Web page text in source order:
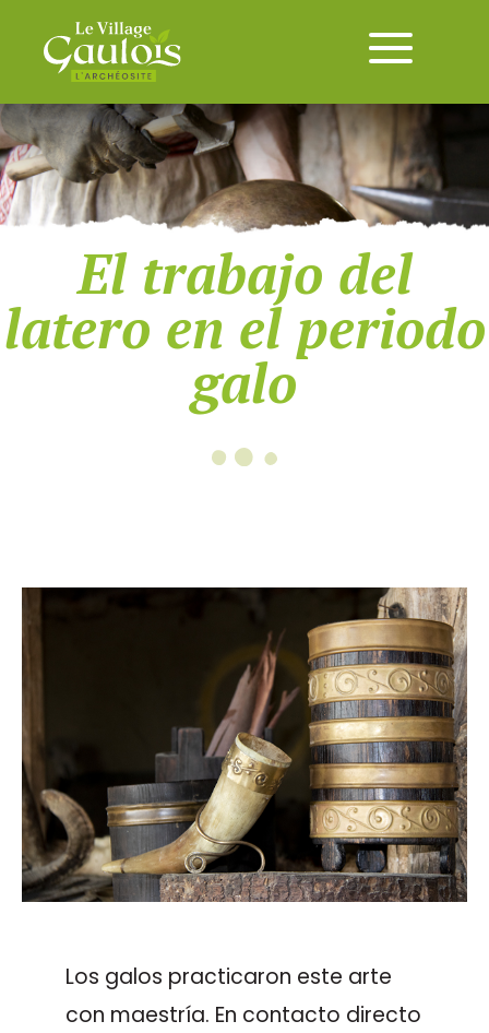
El trabajo del
latero en el periodo
galo
Los galos practicaron este arte
con maestría. En contacto directo